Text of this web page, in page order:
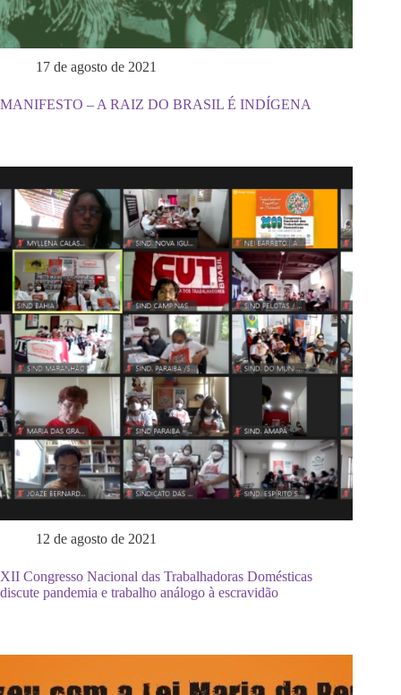
17 de agosto de 2021
MANIFESTO – A RAIZ DO BRASIL É INDÍGENA
12 de agosto de 2021
XII Congresso Nacional das Trabalhadoras Domésticas
discute pandemia e trabalho análogo à escravidão